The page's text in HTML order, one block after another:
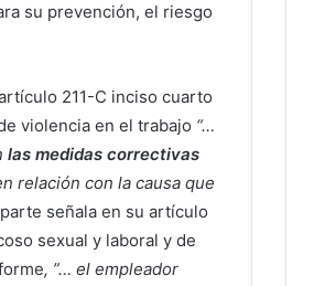
su prevención, el riesgo
211-C inciso cuarto
violencia en el trabajo “…
las medidas correctivas
relación con la causa que
señala en su artículo
sexual y laboral y de
, ”… el empleador